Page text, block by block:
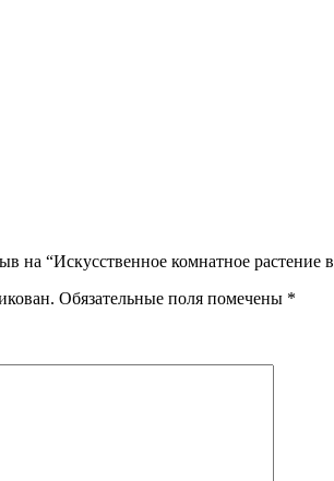
на “Искусственное комнатное растение
Обязательные поля помечены *